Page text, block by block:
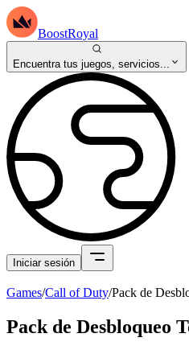
BoostRoyal
Encuentra tus juegos, servicios...
Iniciar sesión
Games/Call of Duty/Pack de
Pack de Desbloqueo